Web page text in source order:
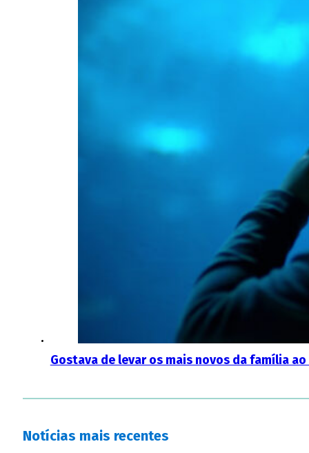
Gostava de levar os mais novos da família
Notícias mais recentes